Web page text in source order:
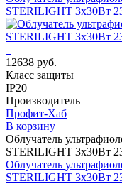
STERILIGHT 3х30Вт
12638 руб.
Класс защиты
IP20
Производитель
Профит-Хаб
В корзину
Облучатель
STERILIGHT 3х30Вт
Облучатель
STERILIGHT 3х30Вт